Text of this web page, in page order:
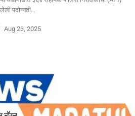
पदोन्नती…
Aug 23, 2025